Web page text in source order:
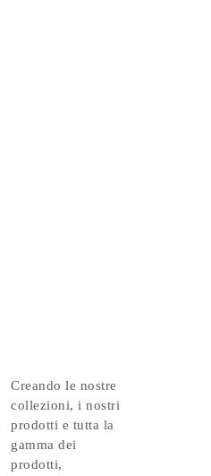
Creando le nostre
collezioni, i nostri
prodotti e tutta la
gamma dei
prodotti,